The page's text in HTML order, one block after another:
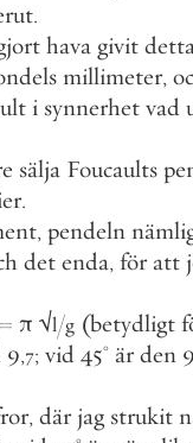
.
hava givit
millimeter,
i synnerhet vad
sälja Foucaults
.
, pendeln
det enda, för att
= π √l/g (betydligt
9,7; vid 45° är den
, där jag strukit